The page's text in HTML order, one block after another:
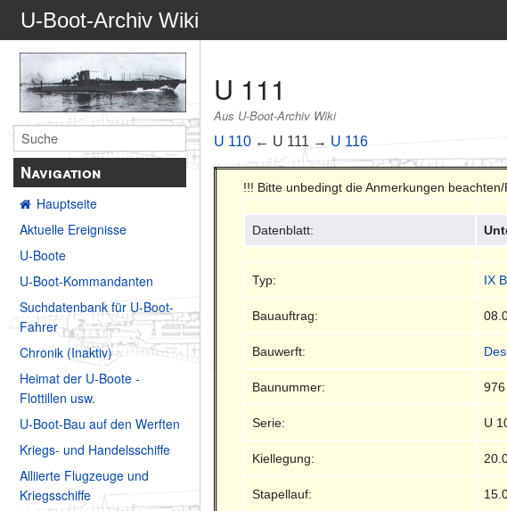
U-Boot-Archiv Wiki
Navigation
Hauptseite
Aktuelle Ereignisse
U-Boote
U-Boot-Kommandanten
Suchdatenbank für U-Boot-
Fahrer
Chronik (Inaktiv)
Heimat der U-Boote -
Flottillen usw.
U-Boot-Bau auf den Werften
Kriegs- und Handelsschiffe
Alliierte Flugzeuge und
Kriegsschiffe
U 111
Aus U-Boot-Archiv Wiki
U 110 ← U 111 → U 116
!!! Bitte unbedingt die Anmerkungen
Datenblatt:
Typ: IX B
Bauauftrag:
Bauwerft:
Baunummer: 976
Serie: U
Kiellegung:
Stapellauf: